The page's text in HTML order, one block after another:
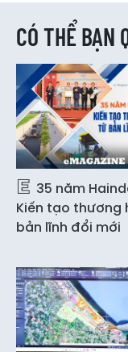
CÓ THỂ BẠN
35 năm
Kiến tạo thương
bản lĩnh đổi mới